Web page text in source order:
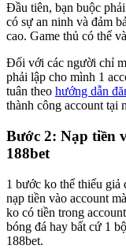
Đầu tiên, bạn buộc
có sự an ninh và đảm
cao. Game thủ có thể
Đối với các người chỉ
phải lập cho mình 1
tuân theo hướng dẫn
thành công account tại
Bước 2: Nạp tiền
188bet
1 bước ko thể thiếu giả
nạp tiền vào account
ko có tiền trong
bóng đá hay bất cứ 1
188bet.